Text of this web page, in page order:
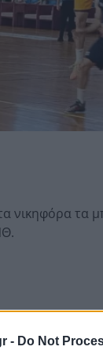
- Do Not
νικηφόρα τα